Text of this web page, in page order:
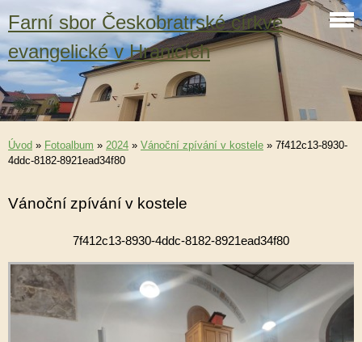
Farní sbor Českobratrské církve
evangelické v Hranicích
Úvod » Fotoalbum » 2024 » Vánoční zpívání v kostele » 7f412c13-8930-
4ddc-8182-8921ead34f80
Vánoční zpívání v kostele
7f412c13-8930-4ddc-8182-8921ead34f80